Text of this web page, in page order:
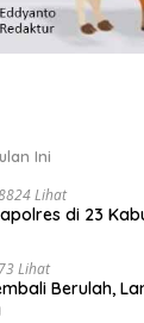
Ini
Lihat
di 23
Lihat
Berulah,